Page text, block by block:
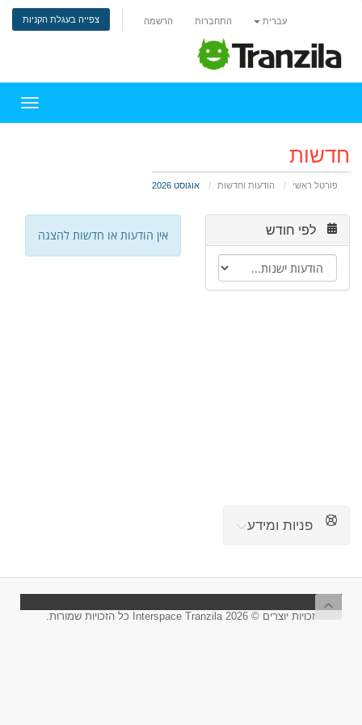
עברית התחברות הרשמה צפייה בעגלת הקניות
חדשות
פורטל ראשי הודעות וחדשות אוגוסט 2026
לפי חודש אין הודעות או חדשות להצגה
פניות ומידע
זכויות יוצרים © 2026 Interspace Tranzila כל הזכויות שמורות.